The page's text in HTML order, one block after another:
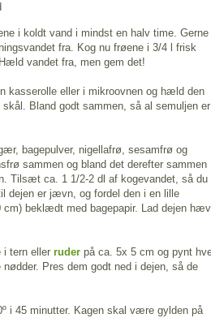
i koldt vand i mindst en halv time. Gerne
fra. Kog nu frøene i 3/4 l frisk
vandet fra, men gem det!
kasserolle eller i mikroovnen og hæld den
Bland godt sammen, så al semuljen er
bagepulver, nigellafrø, sesamfrø og
sammen og bland det derefter sammen
Tilsæt ca. 1 1/2-2 dl af kogevandet, så du
dejen er jævn, og fordel den i en lille
cm) beklædt med bagepapir. Lad dejen
tern eller ruder på ca. 5x 5 cm og pynt
nødder. Pres dem godt ned i dejen, så de
i 45 minutter. Kagen skal være gylden på